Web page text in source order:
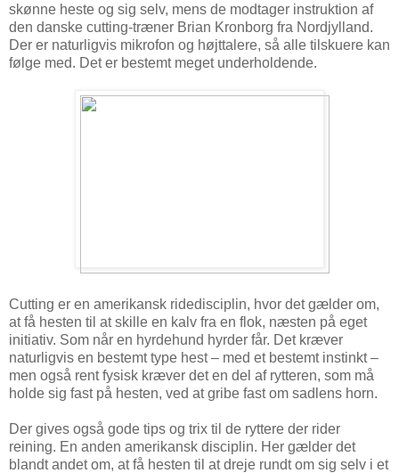
skønne heste og sig selv, mens de modtager instruktion af
den danske cutting-træner Brian Kronborg fra Nordjylland.
Der er naturligvis mikrofon og højttalere, så alle tilskuere kan
følge med. Det er bestemt meget underholdende.
Cutting er en amerikansk ridedisciplin, hvor det gælder om,
at få hesten til at skille en kalv fra en flok, næsten på eget
initiativ. Som når en hyrdehund hyrder får. Det kræver
naturligvis en bestemt type hest – med et bestemt instinkt –
men også rent fysisk kræver det en del af rytteren, som må
holde sig fast på hesten, ved at gribe fast om sadlens horn.
Der gives også gode tips og trix til de ryttere der rider
reining. En anden amerikansk disciplin. Her gælder det
blandt andet om, at få hesten til at dreje rundt om sig selv i et